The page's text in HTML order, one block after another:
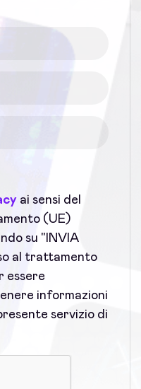
ai sensi del
(UE)
su "INVIA
al trattamento
essere
informazioni
servizio di